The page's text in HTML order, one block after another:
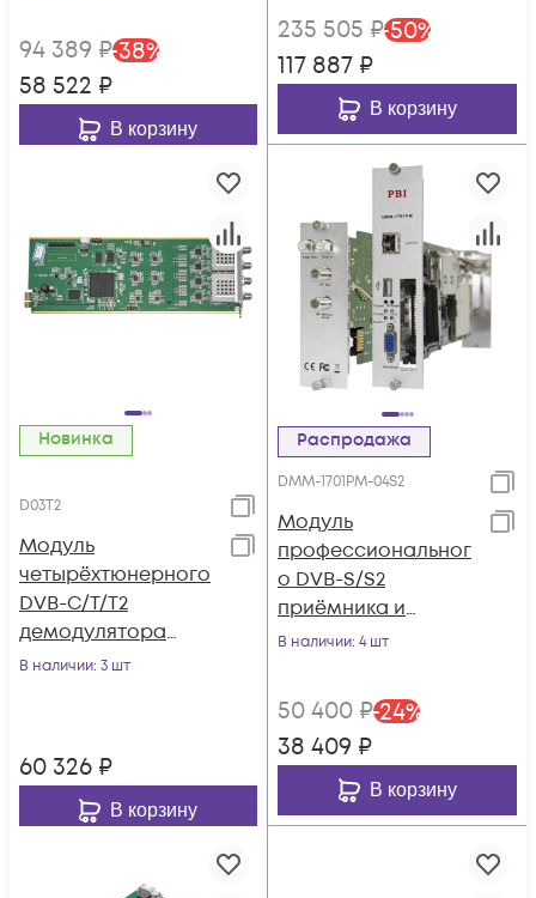
94 389 ₽-38%
58 522 ₽
В корзину
235 505 ₽-50%
117 887 ₽
В корзину
Новинка
D03T2
Модуль
четырёхтюнерного
DVB-C/T/T2
демодулятора
D03T2 для DCP-
В наличии: 3 шт
60 326 ₽
В корзину
Распродажа
DMM-1701PM-04S2
Модуль
профессиональног
о DVB-S/S2
приёмника и
двойного
модулятора PBI
DMM-1701PM-04S2
В наличии: 4 шт
50 400 ₽-24%
38 409 ₽
В корзину